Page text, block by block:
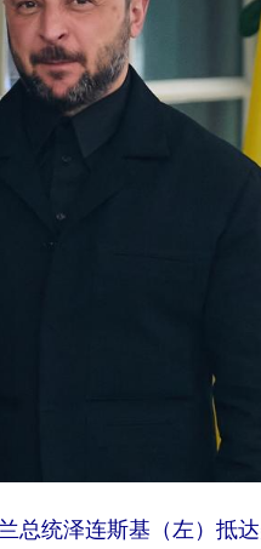
总统泽连斯基（左）抵